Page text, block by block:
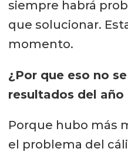
siempre habrá
que solucionar.
momento.
¿Por que eso no
resultados del año
Porque hubo más
el problema del